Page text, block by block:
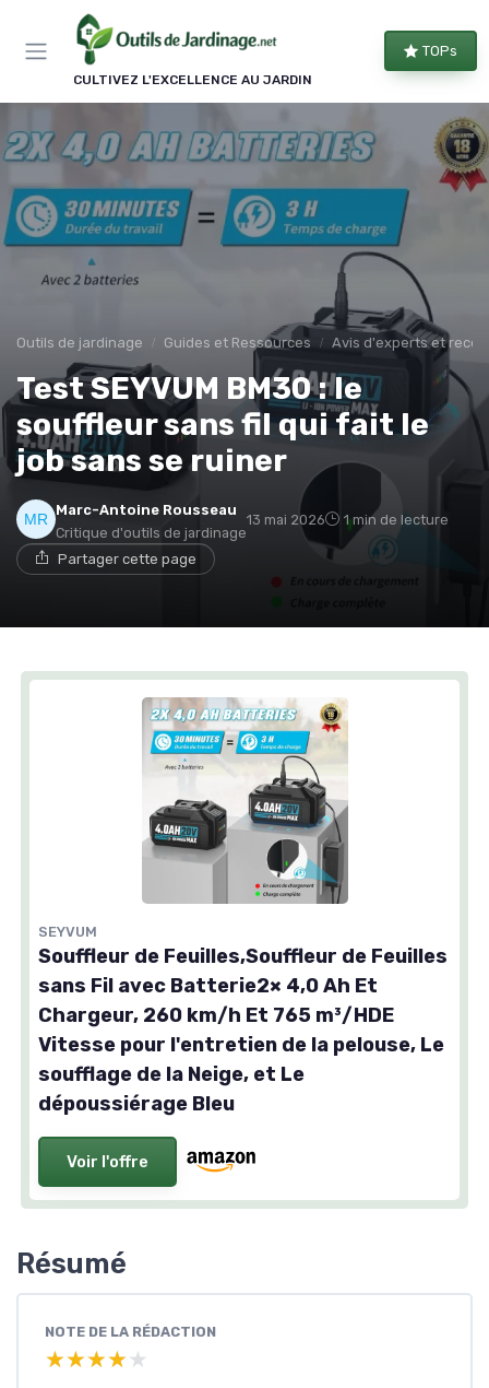
CULTIVEZ L'EXCELLENCE AU JARDIN
TOPs
Outils de jardinage Guides et Ressources Avis d'experts et
Test SEYVUM BM30 : le
souffleur sans fil qui fait le
job sans se ruiner
Marc-Antoine Rousseau
Critique d'outils de jardinage
13 mai 2026 1 min de lecture
Partager cette page
SEYVUM
Souffleur de Feuilles,Souffleur de Feuilles
sans Fil avec Batterie2× 4,0 Ah Et
Chargeur, 260 km/h Et 765 m³/HDE
Vitesse pour l'entretien de la pelouse, Le
soufflage de la Neige, et Le
dépoussiérage Bleu
Voir l'offre
Résumé
NOTE DE LA RÉDACTION
★★★★★
★★★★★
Panneau de gestion des cookies